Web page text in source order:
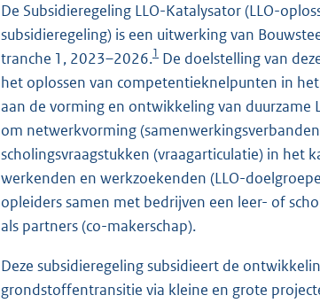
De Subsidieregeling LLO-Katalysator (LLO-
subsidieregeling) is een uitwerking van
tranche 1, 2023–2026.1 De doelstelling van
het oplossen van competentieknelpunten in
aan de vorming en ontwikkeling van duurzame
om netwerkvorming
scholingsvraagstukken (vraagarticulatie) in het
werkenden en werkzoekenden (LLO-
opleiders samen met bedrijven een leer- of
als partners (co-makerschap).
Deze subsidieregeling subsidieert de
grondstoffentransitie via kleine en grote